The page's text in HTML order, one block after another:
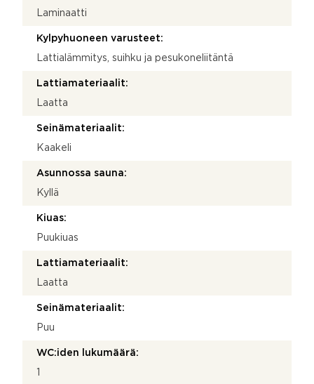
Laminaatti
Kylpyhuoneen varusteet:
Lattialämmitys, suihku ja pesukoneliitäntä
Lattiamateriaalit:
Laatta
Seinämateriaalit:
Kaakeli
Asunnossa sauna:
Kyllä
Kiuas:
Puukiuas
Lattiamateriaalit:
Laatta
Seinämateriaalit:
Puu
WC:iden lukumäärä: